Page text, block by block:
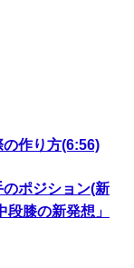
の作り方(6:56)
ポジション(新
膝の新発想」